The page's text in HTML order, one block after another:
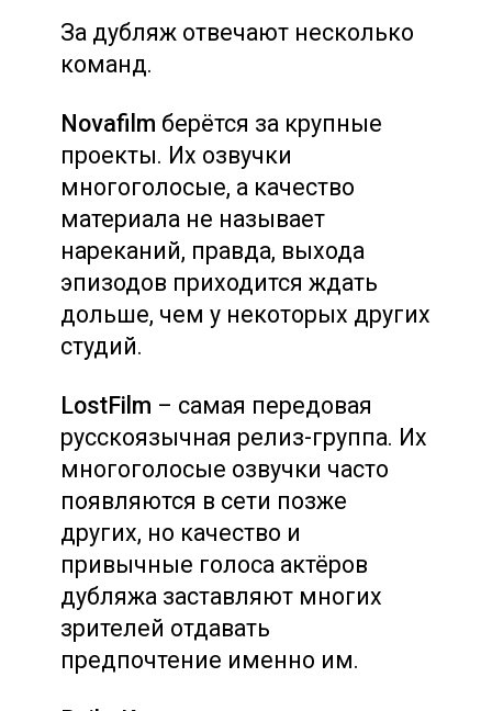
За дубляж отвечают несколько
команд.
Novafilm берётся за крупные
проекты. Их озвучки
многоголосые, а качество
материала не называет
нареканий, правда, выхода
эпизодов приходится ждать
дольше, чем у некоторых других
студий.
LostFilm – самая передовая
русскоязычная релиз-группа. Их
многоголосые озвучки часто
появляются в сети позже
других, но качество и
привычные голоса актёров
дубляжа заставляют многих
зрителей отдавать
предпочтение именно им.